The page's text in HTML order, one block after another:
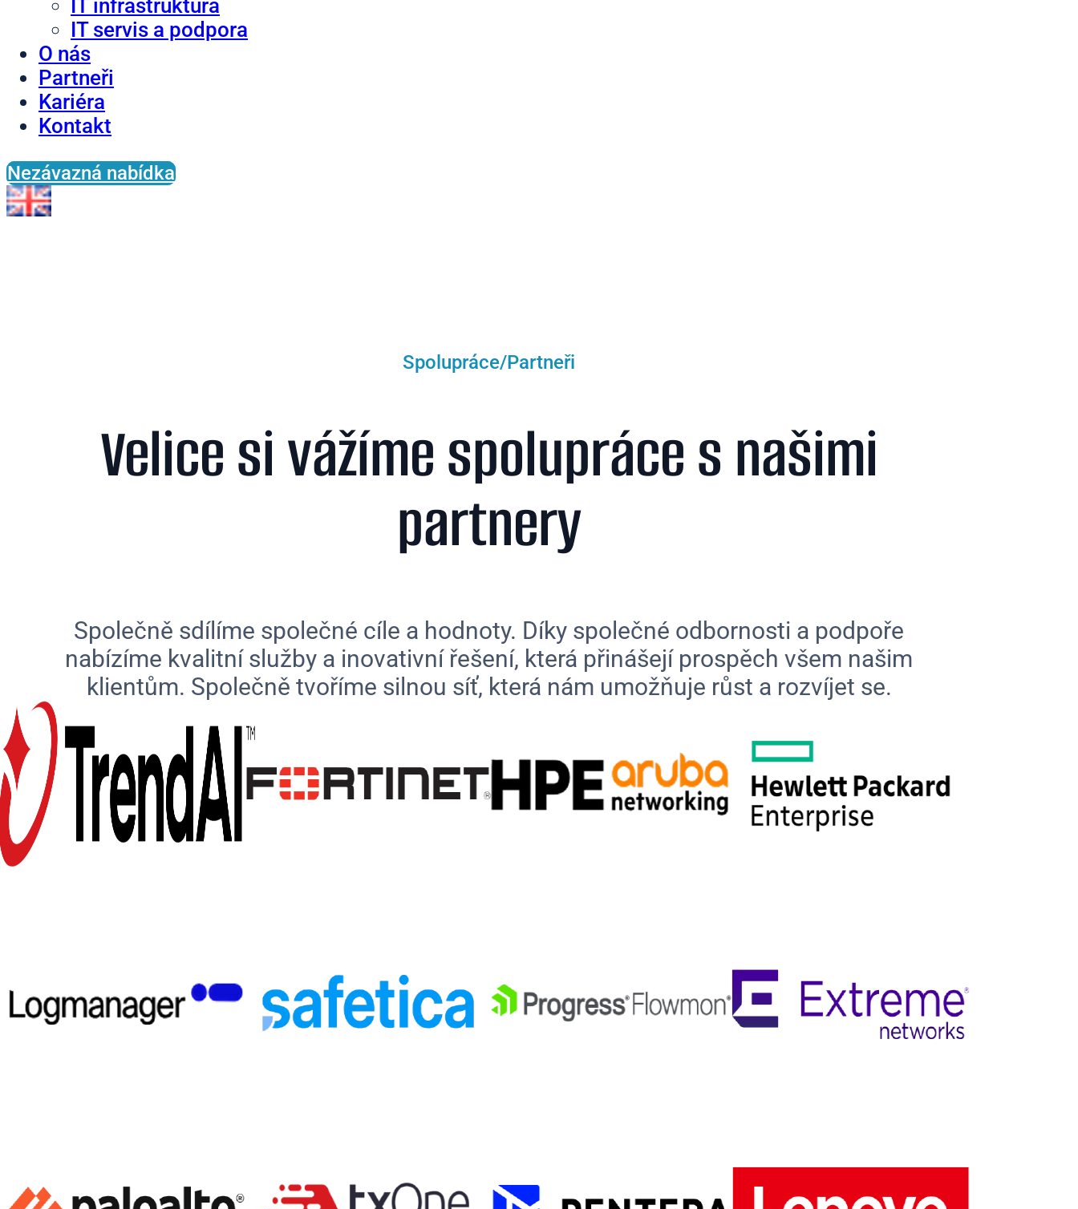
IT infrastruktura
IT servis a podpora
O nás
Partneři
Kariéra
Kontakt
Nezávazná nabídka
Spolupráce/Partneři
Velice si vážíme spolupráce s našimi
partnery
Společně sdílíme společné cíle a hodnoty. Díky společné odbornosti a podpoře
nabízíme kvalitní služby a inovativní řešení, která přinášejí prospěch všem našim
klientům. Společně tvoříme silnou síť, která nám umožňuje růst a rozvíjet se.